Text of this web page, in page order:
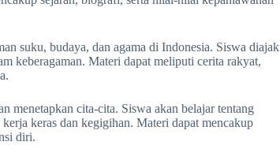
suku, budaya, dan agama di Indonesia. Siswa diajak
keberagaman. Materi dapat meliputi cerita rakyat,
menetapkan cita-cita. Siswa akan belajar tentang
keras dan kegigihan. Materi dapat mencakup
diri.